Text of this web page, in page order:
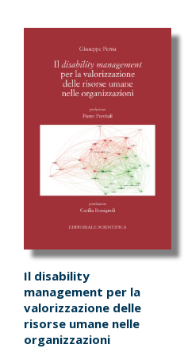
Il disability
management per la
valorizzazione delle
risorse umane nelle
organizzazioni